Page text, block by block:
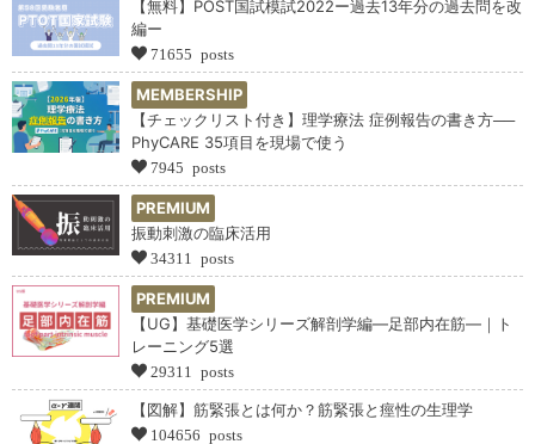
【無料】POST国試模試2022ー過去13年分の過去問を改
編ー
71655 posts
MEMBERSHIP
【チェックリスト付き】理学療法 症例報告の書き方──
PhyCARE 35項目を現場で使う
7945 posts
PREMIUM
振動刺激の臨床活用
34311 posts
PREMIUM
【UG】基礎医学シリーズ解剖学編―足部内在筋―｜ト
レーニング5選
29311 posts
【図解】筋緊張とは何か？筋緊張と痙性の生理学
104656 posts